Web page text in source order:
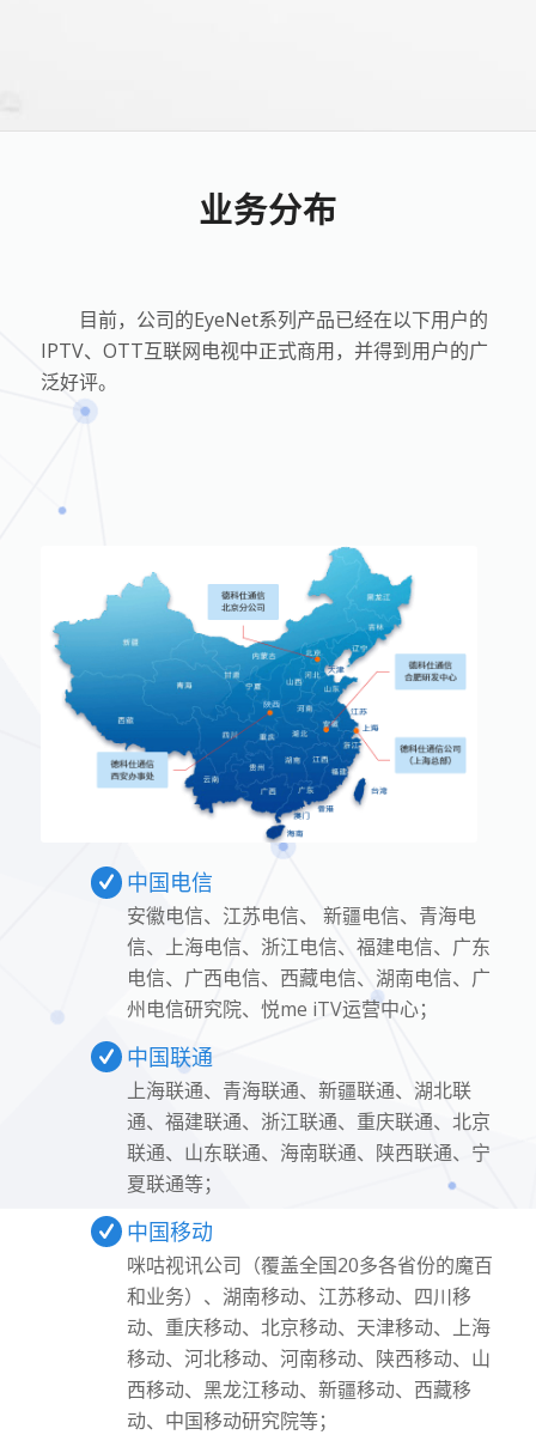
业务分布
目前，公司的EyeNet系列产品已经在以下用户的
IPTV、 OTT互联网电视中正式商用，并得到用户的广
泛好评。
中国电信
安徽电信、江苏电信、 新疆电信、青海电
信、上海电信、浙江电信、福建电信、广东
电信、广西电信、西藏电信、湖南电信、广
州电信研究院、悦me iTV运营中心；
中国联通
上海联通、青海联通、新疆联通、湖北联
通、福建联通、浙江联通、重庆联通、北京
联通、山东联通、海南联通、陕西联通、宁
夏联通等；
中国移动
咪咕视讯公司（覆盖全国20多各省份的魔百
和业务）、湖南移动、江苏移动、四川移
动、重庆移动、北京移动、天津移动、上海
移动、河北移动、河南移动、陕西移动、山
西移动、黑龙江移动、新疆移动、西藏移
动、中国移动研究院等；